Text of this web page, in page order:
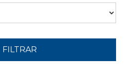
FILTRAR